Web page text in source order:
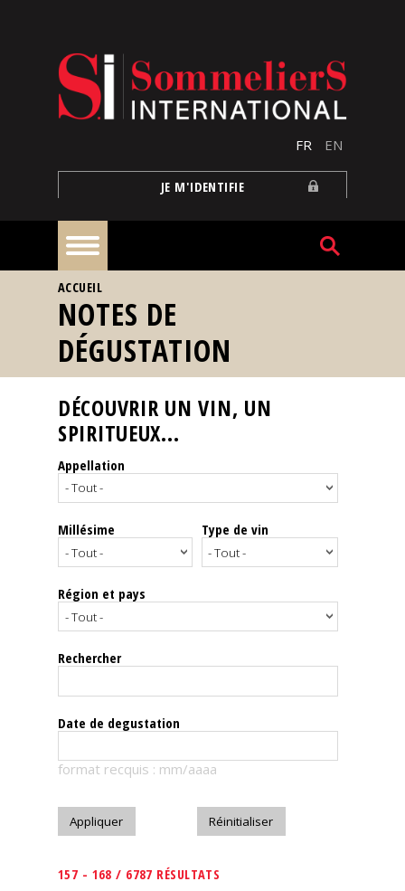
FR EN
JE M'IDENTIFIE
À
la
une
Reportages
Nos
Spiritueux
Notes
dégustation
Le
magazine
Télécharger
VOUS ÊTES ICI
ACCUEIL
NOTES DE
DÉGUSTATION
DÉCOUVRIR UN VIN, UN
SPIRITUEUX...
Appellation
Millésime Type de vin
Région et pays
Rechercher
Date de degustation
format recquis : mm/aaaa
157 - 168 / 6787 RÉSULTATS